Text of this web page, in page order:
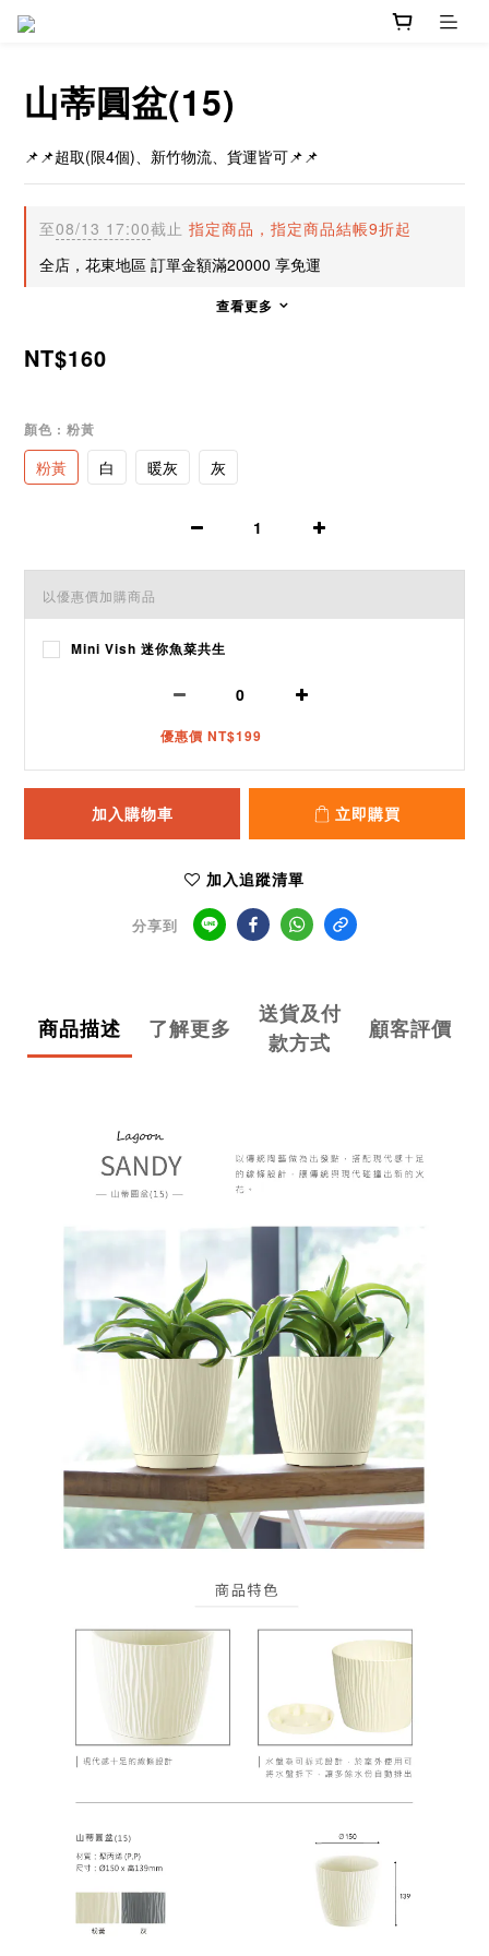
山蒂圓盆(15)
📌📌超取(限4個)、新竹物流、貨運皆可📌📌
至08/13 17:00截止 指定商品，指定商品結帳9折起
全店，花東地區 訂單金額滿20000 享免運
查看更多
NT$160
顏色 : 粉黃
粉黃 白 暖灰 灰
以優惠價加購商品
Mini Vish 迷你魚菜共生
優惠價 NT$199
加入購物車 立即購買
加入追蹤清單
分享到
商品描述 了解更多
送貨及付
款方式
顧客評價